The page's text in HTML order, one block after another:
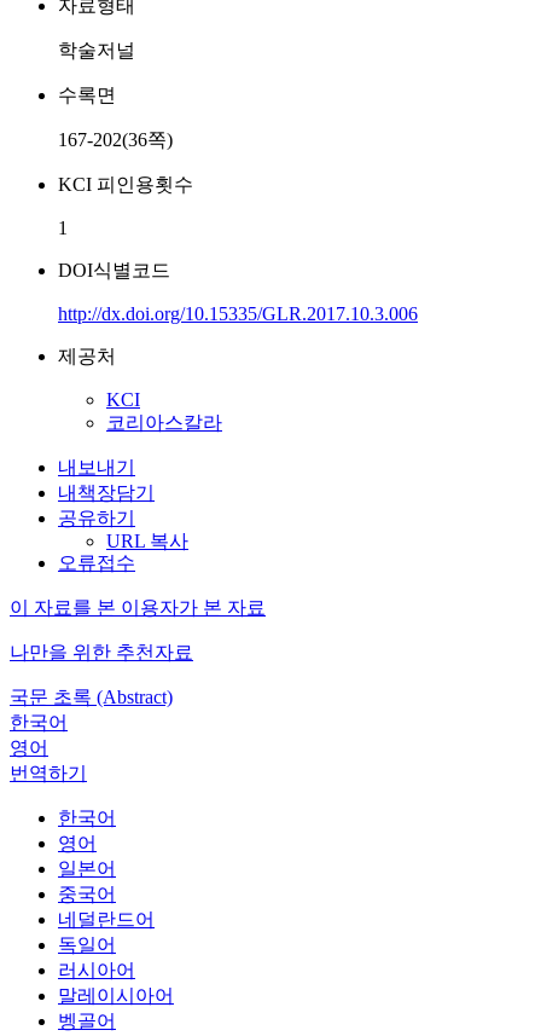
자료형태
학술저널
수록면
167-202(36쪽)
KCI 피인용횟수
1
DOI식별코드
http://dx.doi.org/10.15335/GLR.2017.10.3.006
제공처
KCI
코리아스칼라
내보내기
내책장담기
공유하기
URL 복사
오류접수
이 자료를 본 이용자가 본 자료
나만을 위한 추천자료
국문 초록 (Abstract)
한국어
영어
번역하기
한국어
영어
일본어
중국어
네덜란드어
독일어
러시아어
말레이시아어
벵골어